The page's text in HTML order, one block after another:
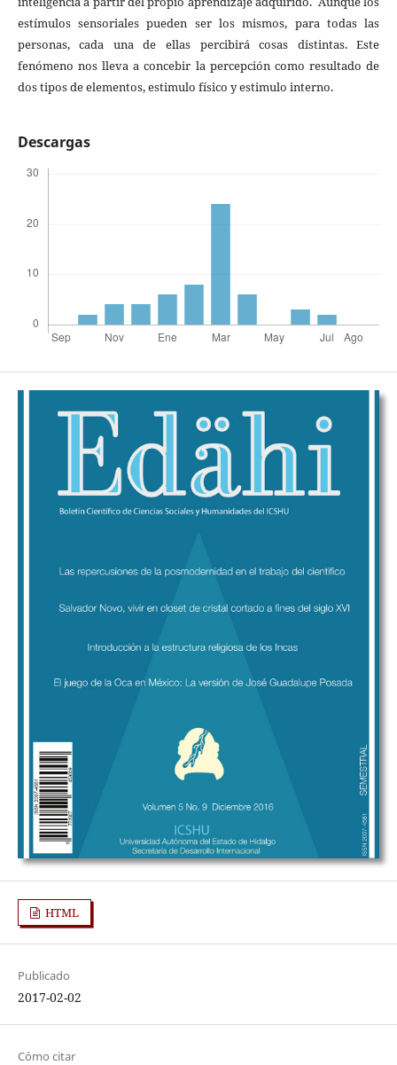
estímulos sensoriales pueden ser los mismos, para todas las
personas, cada una de ellas percibirá cosas distintas. Este
fenómeno nos lleva a concebir la percepción como resultado de
dos tipos de elementos, estimulo físico y estimulo interno.
Descargas
HTML
Publicado
2017-02-02
Cómo citar